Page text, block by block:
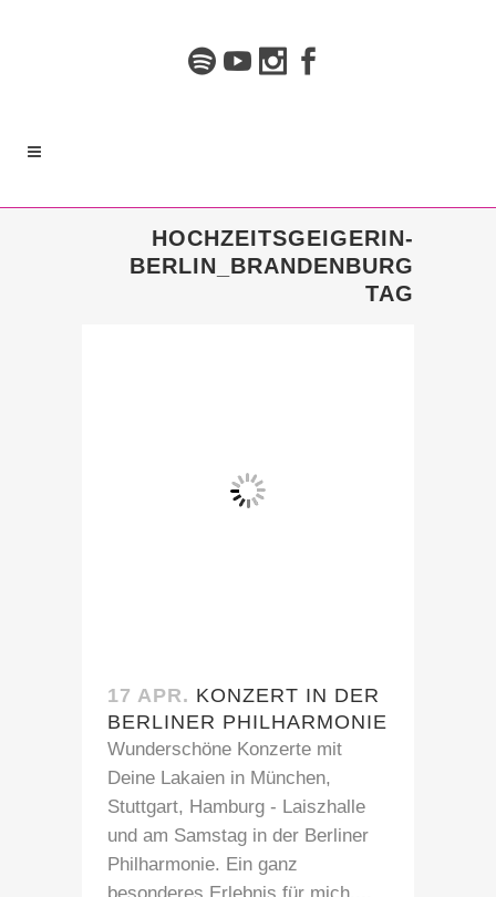
HOCHZEITSGEIGERIN-
BERLIN_BRANDENBURG
TAG
17 APR. KONZERT IN DER
BERLINER PHILHARMONIE
Wunderschöne Konzerte mit
Deine Lakaien in München,
Stuttgart, Hamburg - Laiszhalle
und am Samstag in der Berliner
Philharmonie. Ein ganz
besonderes Erlebnis für mich....